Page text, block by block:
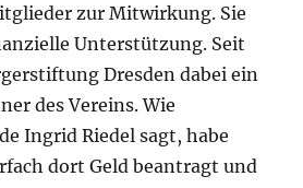
zur Mitwirkung. Sie
Unterstützung. Seit
Dresden dabei ein
des Vereins. Wie
Ingrid Riedel sagt, habe
dort Geld beantragt und